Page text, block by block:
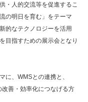
・人的交流等を促進するこ
の明日を育む」をテーマ
的なテクノロジーを活用
目指すための展示会となり
に、WMSとの連携と、
善・効率化につなげる方